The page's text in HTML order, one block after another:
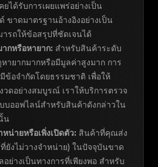
ได้รับการเผยแพร่อย่างเป็น
ขาดมาตรฐานอ้างอิงอย่างเป็น
ารถให้ข้อสรุปที่ชัดเจนได้
กหรือหายาก: สำหรับสินค้าระดับ
ายากมากหรือมีมูลค่าสูงมาก การ
ข้อจำกัดโดยธรรมชาติ เพื่อให้
วดอย่างสมบูรณ์ เราให้บริการตรวจ
บออฟไลน์สำหรับสินค้าดังกล่าวใน
น
น่ายหรือเพิ่งเปิดตัว: สินค้าที่คุณส่ง
ยังไม่วางจำหน่าย) ในปัจจุบันขาด
ย่างเป็นทางการที่เพียงพอ สำหรับ